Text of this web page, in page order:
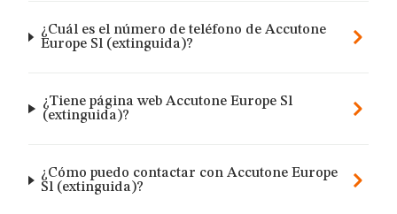
¿Cuál es el número de teléfono de Accutone
Europe Sl (extinguida)?
¿Tiene página web Accutone Europe Sl
(extinguida)?
¿Cómo puedo contactar con Accutone Europe
Sl (extinguida)?